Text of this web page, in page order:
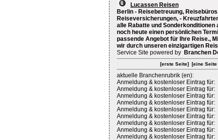
Lucassen Reisen
Berlin - Reisebetreuung,
Reiseversicherungen, -
alle Rabatte und
noch heute einen persönlichen
passende Angebot für Ihre Reise.,
wir durch unseren einzigartigen
Service Site powered by Branchen
[erste Seite] [eine
aktuelle Branchenrubrik (en):
Anmeldung & kostenloser Eintrag für:
Anmeldung & kostenloser Eintrag für:
Anmeldung & kostenloser Eintrag für:
Anmeldung & kostenloser Eintrag für:
Anmeldung & kostenloser Eintrag für:
Anmeldung & kostenloser Eintrag für:
Anmeldung & kostenloser Eintrag für:
Anmeldung & kostenloser Eintrag für:
Anmeldung & kostenloser Eintrag für: